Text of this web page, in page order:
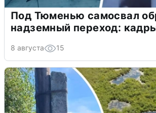
Под Тюменью самосвал
надземный переход:
8 августа 15